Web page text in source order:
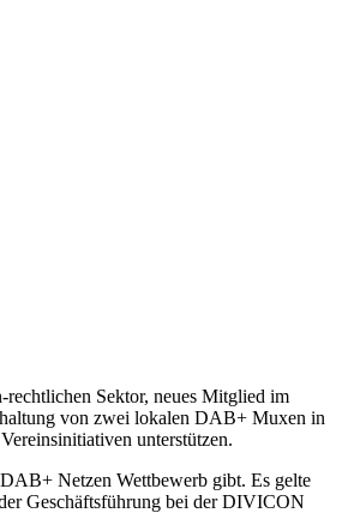
Sektor, neues Mitglied im
von zwei lokalen DAB+ Muxen in
unterstützen.
Netzen Wettbewerb gibt. Es gelte
Geschäftsführung bei der DIVICON